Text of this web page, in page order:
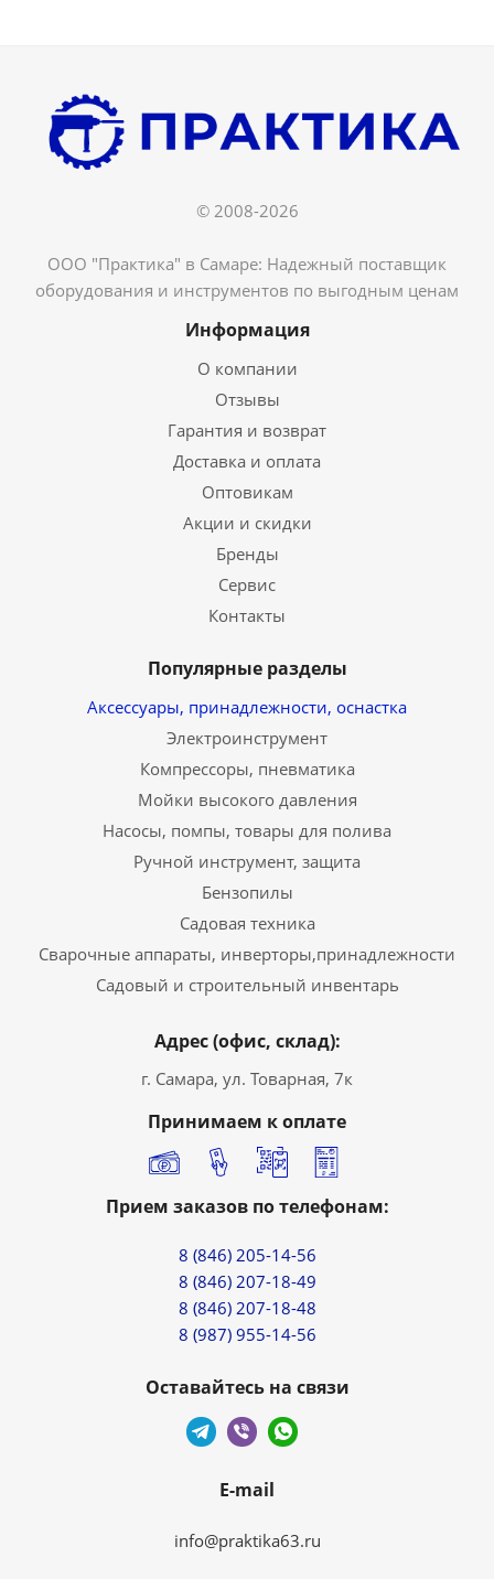
© 2008-2026
ООО "Практика" в Самаре: Надежный поставщик
оборудования и инструментов по выгодным ценам
Информация
О компании
Отзывы
Гарантия и возврат
Доставка и оплата
Оптовикам
Акции и скидки
Бренды
Сервис
Контакты
Популярные разделы
Аксессуары, принадлежности, оснастка
Электроинструмент
Компрессоры, пневматика
Мойки высокого давления
Насосы, помпы, товары для полива
Ручной инструмент, защита
Бензопилы
Садовая техника
Сварочные аппараты, инверторы,принадлежности
Садовый и строительный инвентарь
Адрес (офис, склад):
г. Самара, ул. Товарная, 7к
Принимаем к оплате
Прием заказов по телефонам:
8 (846) 205-14-56
8 (846) 207-18-49
8 (846) 207-18-48
8 (987) 955-14-56
Оставайтесь на связи
E-mail
info@praktika63.ru